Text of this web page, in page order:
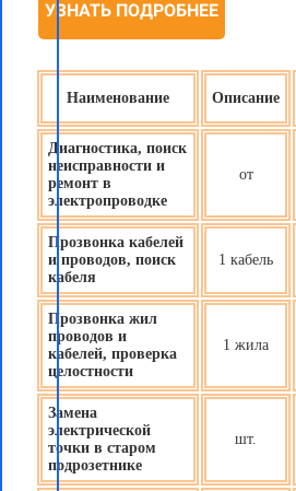
УЗНАТЬ ПОДРОБНЕЕ
Наименование Описание
Диагностика, поиск
неисправности и
ремонт в
электропроводке
от
Прозвонка кабелей
и проводов, поиск
кабеля
1 кабель
Прозвонка жил
проводов и
кабелей, проверка
целостности
1 жила
Замена
электрической
точки в старом
подрозетнике
шт.